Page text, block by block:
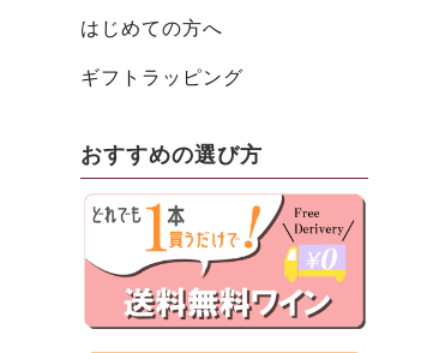
はじめての方へ
ギフトラッピング
おすすめの選び方